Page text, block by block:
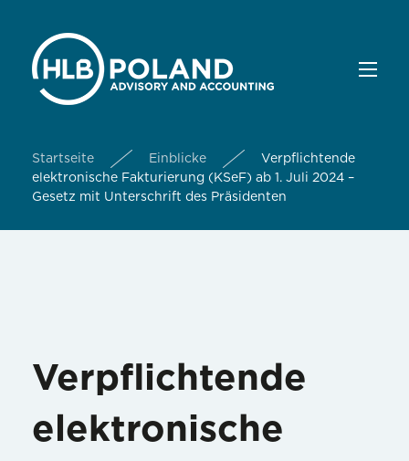
Startseite Einblicke
Verpflichtende
elektronische Fakturierung (KSeF) ab 1. Juli 2024 –
Gesetz mit Unterschrift des Präsidenten
Verpflichtende
elektronische